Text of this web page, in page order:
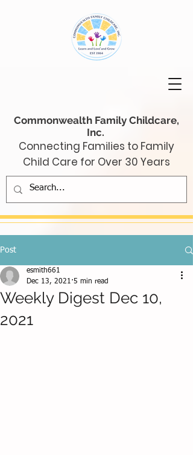
Commonwealth Family Childcare,
Inc.
Connecting Families to Family
Child Care for Over 30 Years
Post
Weekly Digest Dec 10,
2021
esmith661
Dec 13, 2021 5 min read